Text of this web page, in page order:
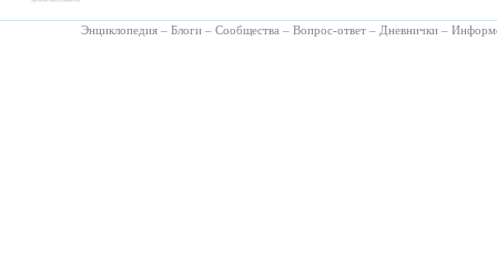
Энциклопедия – Блоги – Сообщества – Вопрос-ответ – Дневнички –